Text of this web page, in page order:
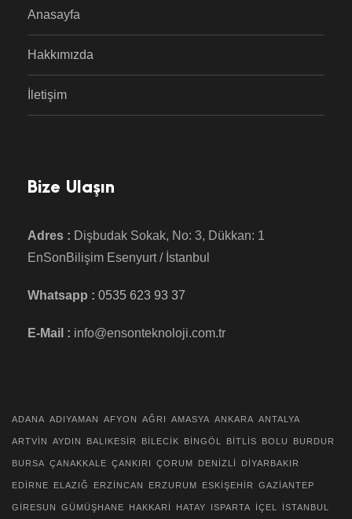
Anasayfa
Hakkımızda
İletişim
Bize Ulaşın
Adres : Dişbudak Sokak, No: 3, Dükkan: 1
EnSonBilişim Esenyurt / İstanbul
Whatsapp : 0535 623 93 37
E-Mail : info@ensonteknoloji.com.tr
ADANA ADIYAMAN AFYON AĞRI AMASYA ANKARA ANTALYA
ARTVİN AYDIN BALIKESİR BİLECİK BİNGÖL BİTLİS BOLU BURDUR
BURSA ÇANAKKALE ÇANKIRI ÇORUM DENİZLİ DİYARBAKIR
EDİRNE ELAZIĞ ERZİNCAN ERZURUM ESKİŞEHİR GAZİANTEP
GİRESUN GÜMÜŞHANE HAKKARİ HATAY ISPARTA İÇEL İSTANBUL